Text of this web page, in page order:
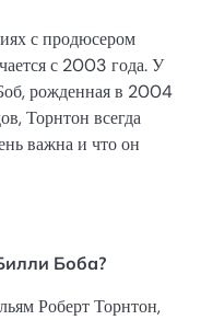
с продюсером
с 2003 года. У
рожденная в 2004
Торнтон всегда
важна и что он
Боба?
Роберт Торнтон,